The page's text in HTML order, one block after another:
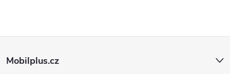
Mobilplus.cz